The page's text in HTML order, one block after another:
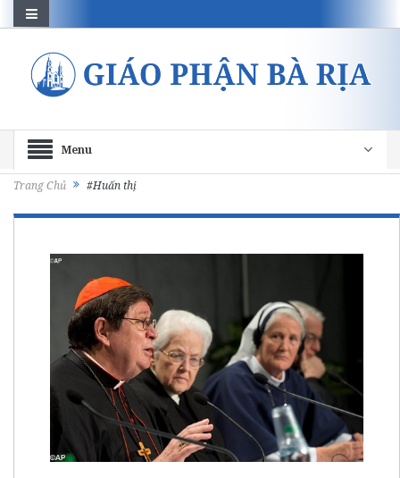
Menu
Trang Chủ #Huấn thị